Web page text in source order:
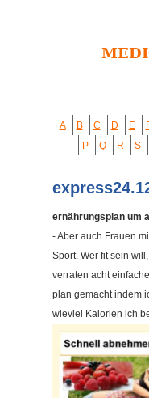
A B C D E
P
Q R S
ernährungsplan um
- Aber auch Frauen
Sport. Wer fit sein
verraten acht
plan gemacht indem
wieviel Kalorien ich